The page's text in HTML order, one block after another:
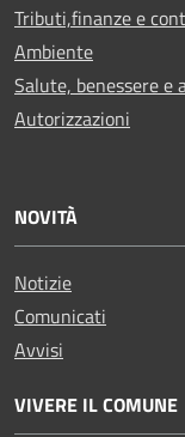
Tributi,finanze e
Ambiente
Salute, benessere e
Autorizzazioni
NOVITÀ
Notizie
Comunicati
Avvisi
VIVERE IL COMUNE